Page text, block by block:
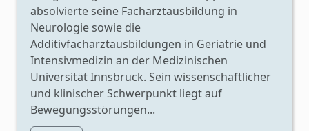
absolvierte seine Facharztausbildung in
Neurologie sowie die
Additivfacharztausbildungen in Geriatrie und
Intensivmedizin an der Medizinischen
Universität Innsbruck. Sein wissenschaftlicher
und klinischer Schwerpunkt liegt auf
Bewegungsstörungen...